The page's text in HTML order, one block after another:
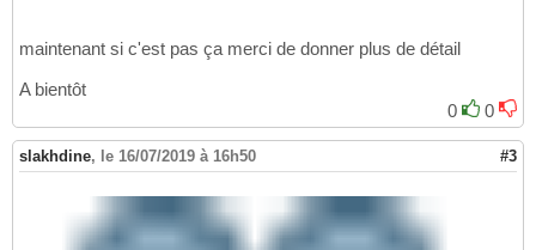
maintenant si c'est pas ça merci de donner plus de détail
A bientôt
0
0
slakhdine, le 16/07/2019 à 16h50 #3